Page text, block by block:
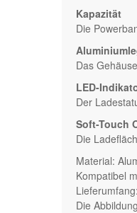
Kapazität
Die
Das
LED-
Der
Soft-Touch
Die
Material:
Kompatibel
Die